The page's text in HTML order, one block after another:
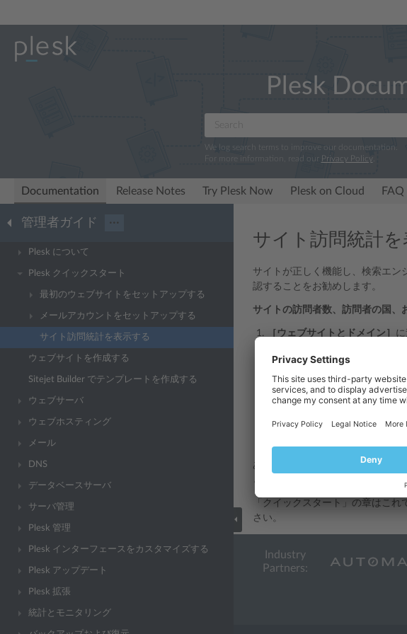
Plesk
We log search terms to improve our documentation.
For more information, read our Privacy Policy.
Documentation Release Notes Try Plesk Now Plesk on Cloud
管理者ガイド ···
Plesk について
Plesk クイックスタート
最初のウェブサイトをセットアップする
メールアカウントをセットアップする
サイト訪問統計を表示する
ウェブサイトを作成する
Sitejet Builder でテンプレートを作成する
ウェブサーバ
ウェブホスティング
メール
DNS
データベースサーバ
サーバ管理
Plesk 管理
Plesk インターフェースをカスタマイズする
Plesk アップデート
Plesk 拡張
統計とモニタリング
サイト訪問統計を
サイトが正しく機能し、検索エン
認することをお勧めします。
サイトの訪問者数、訪問者の国、
［ウェブサイトとドメイン］
[統計] の下で[追加の統計]
新しいブラウザウィンドウが
サイト内の SSL/TLS で保護
あるいは、 https://your-
とパスワードの入力画面が表示さ
「クイックスタート」の章はこ
さい。
Industry
Partners: